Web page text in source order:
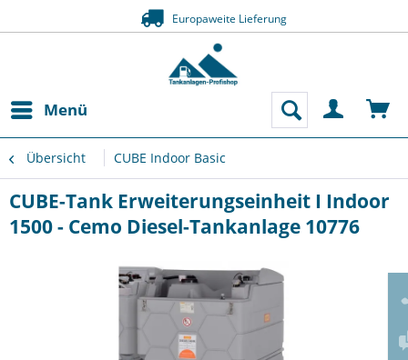
Europaweite Lieferung
Menü
Übersicht CUBE Indoor Basic
CUBE-Tank Erweiterungseinheit I Indoor
1500 - Cemo Diesel-Tankanlage 10776